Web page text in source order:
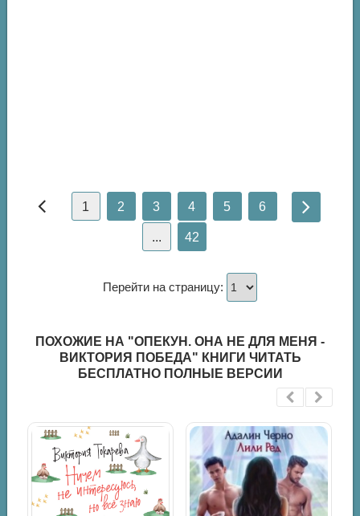
1 2 3 4 5 6
... 42
Перейти на страницу:
ПОХОЖИЕ НА "ОПЕКУН. ОНА НЕ ДЛЯ МЕНЯ -
ВИКТОРИЯ ПОБЕДА" КНИГИ ЧИТАТЬ
БЕСПЛАТНО ПОЛНЫЕ ВЕРСИИ